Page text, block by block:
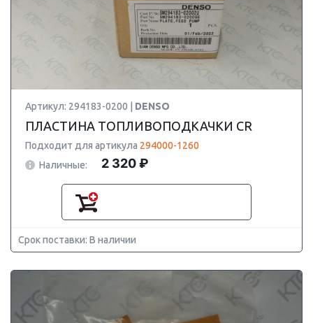
Артикул: 294183-0200 | DENSO
ПЛАСТИНА ТОПЛИВОПОДКАЧКИ CR
Подходит для артикула 294000-1260
Наличные:
2 320 ₽
Срок поставки: В наличии